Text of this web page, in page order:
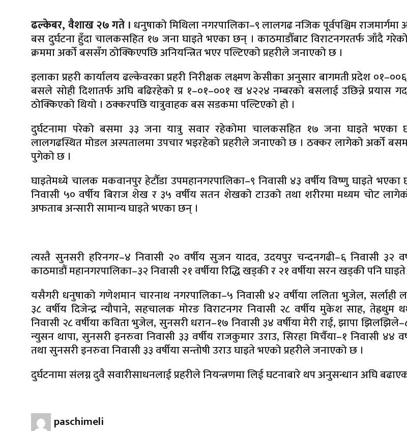
ढल्केबर, वैशाख २७ गते । धनुषाको मिथिला नगरपालिका–९ लालगढ नजिक पूर्वपश्चिम राजमार्गमा
बस दुर्घटना हुँदा चालकसहित १७ जना घाइते भएका छन् । काठमाडौँबाट विराटनगरतर्फ जाँदै
क्रममा अर्को बससँग ठोक्किएपछि अनियन्त्रित भएर पल्टिएको प्रहरीले जनाएको छ ।
इलाका प्रहरी कार्यालय ढल्केवरका प्रहरी निरीक्षक लक्ष्मण केसीका अनुसार बागमती प्रदेश
बसले सोही दिशातर्फ अघि बढिरहेको प्र १–०१–००१ ख ४२२४ नम्बरको बसलाई उछिन्ने प्रयास
ठोक्किएको थियो । ठक्करपछि यात्रुवाहक बस सडकमा पल्टिएको हो ।
दुर्घटनामा परेको बसमा ३३ जना यात्रु सवार रहेकोमा चालकसहित १७ जना घाइते
लालगढस्थित मोडल अस्पतालमा उपचार भइरहेको प्रहरीले जनाएको छ । ठक्कर लागेको अर्को
पुगेको छ ।
घाइतेमध्ये चालक मकवानपुर हेटौँडा उपमहानगरपालिका–९ निवासी ४३ वर्षीय विष्णु घाइते
निवासी ५० वर्षीय बिराज शेख र ३५ वर्षीय सतन शेखको टाउको तथा शरीरमा मध्यम चोट
अफताब अन्सारी सामान्य घाइते भएका छन् ।
त्यस्तै सुनसरी हरिनगर–४ निवासी २० वर्षीय सुजन यादव, उदयपुर चन्दनगढी–६ निवासी ३२
काठमाडौं महानगरपालिका–३२ निवासी २१ वर्षीया रिद्धि खड्की र २१ वर्षीया सरन खड्की पनि
यसैगरी धनुषाको गणेशमान चारनाथ नगरपालिका–५ निवासी ४२ वर्षीया ललिता भुजेल, सर्लाही
३८ वर्षीय दिजेन्द्र न्यौपाने, सहचालक मोरङ विराटनगर निवासी २८ वर्षीय मुकेश साह, तेह्रथुम
निवासी २८ वर्षीया कविता भुजेल, सुनसरी धरान–१७ निवासी ३४ वर्षीया मेरी राई, झापा
न्युसन थापा, सुनसरी इनरुवा निवासी ३३ वर्षीय राजकुमार उराउ, सिरहा मिर्चैया–१ निवासी ४४
तथा सुनसरी इनरुवा निवासी ३३ वर्षीया सन्तोषी उराउ घाइते भएको प्रहरीले जनाएको छ ।
दुर्घटनामा संलग्न दुवै सवारीसाधनलाई प्रहरीले नियन्त्रणमा लिई घटनाबारे थप अनुसन्धान अघि
paschimeli